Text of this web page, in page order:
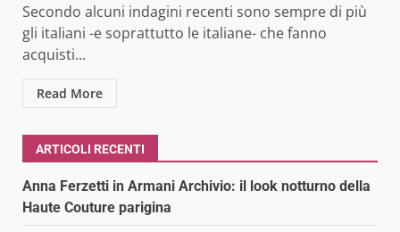
Secondo alcuni indagini recenti sono sempre di più
gli italiani -e soprattutto le italiane- che fanno
acquisti...
Read More
ARTICOLI RECENTI
Anna Ferzetti in Armani Archivio: il look notturno della
Haute Couture parigina